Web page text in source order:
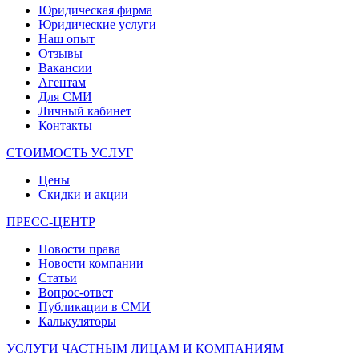
Юридическая фирма
Юридические услуги
Наш опыт
Отзывы
Вакансии
Агентам
Для СМИ
Личный кабинет
Контакты
СТОИМОСТЬ УСЛУГ
Цены
Скидки и акции
ПРЕСС-ЦЕНТР
Новости права
Новости компании
Статьи
Вопрос-ответ
Публикации в СМИ
Калькуляторы
УСЛУГИ ЧАСТНЫМ ЛИЦАМ И КОМПАНИЯМ